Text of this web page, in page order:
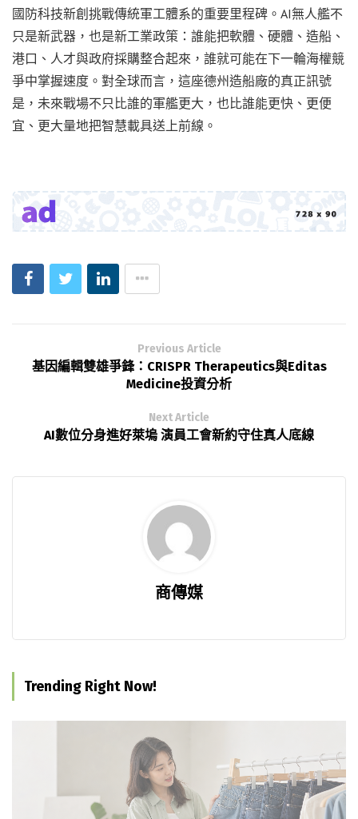
國防科技新創挑戰傳統軍工體系的重要里程碑。AI無人艦不
只是新武器，也是新工業政策：誰能把軟體、硬體、造船、
港口、人才與政府採購整合起來，誰就可能在下一輪海權競
爭中掌握速度。對全球而言，這座德州造船廠的真正訊號
是，未來戰場不只比誰的軍艦更大，也比誰能更快、更便
宜、更大量地把智慧載具送上前線。
Previous Article
基因編輯雙雄爭鋒：CRISPR Therapeutics與Editas
Medicine投資分析
Next Article
AI數位分身進好萊塢 演員工會新約守住真人底線
商傳媒
Trending Right Now!